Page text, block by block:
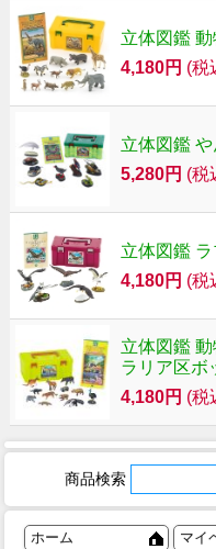
立体図鑑
4,180円 (税
立体図鑑
5,280円 (税
立体図鑑
4,180円 (税
立体図鑑
ラリア区ボ
4,180円 (税
商品検索
ホーム マイ